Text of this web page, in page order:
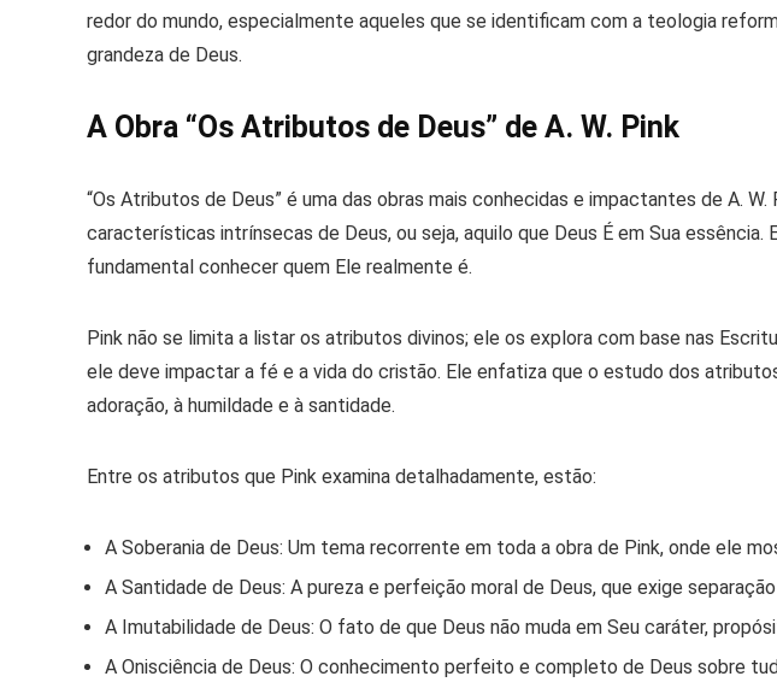
redor do mundo, especialmente aqueles que se identificam com a teologia
grandeza de Deus.
A Obra “Os Atributos de Deus” de A. W. Pink
“Os Atributos de Deus” é uma das obras mais conhecidas e impactantes de A.
características intrínsecas de Deus, ou seja, aquilo que Deus É em Sua
fundamental conhecer quem Ele realmente é.
Pink não se limita a listar os atributos divinos; ele os explora com base nas
ele deve impactar a fé e a vida do cristão. Ele enfatiza que o estudo dos
adoração, à humildade e à santidade.
Entre os atributos que Pink examina detalhadamente, estão:
A Soberania de Deus: Um tema recorrente em toda a obra de Pink, onde ele
A Santidade de Deus: A pureza e perfeição moral de Deus, que exige
A Imutabilidade de Deus: O fato de que Deus não muda em Seu caráter,
A Onisciência de Deus: O conhecimento perfeito e completo de Deus sobre